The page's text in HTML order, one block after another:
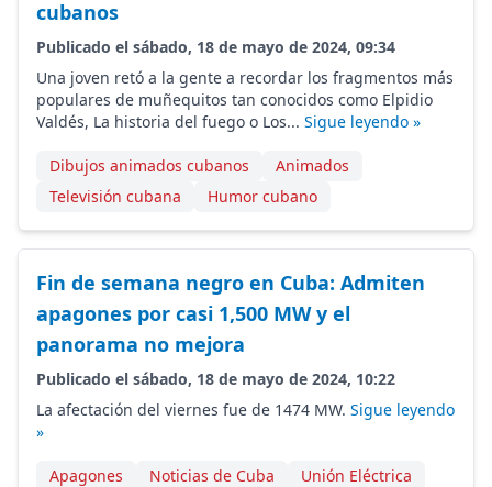
cubanos
Publicado el sábado, 18 de mayo de 2024, 09:34
Una joven retó a la gente a recordar los fragmentos más
populares de muñequitos tan conocidos como Elpidio
Valdés, La historia del fuego o Los... Sigue leyendo »
Dibujos animados cubanos
Animados
Televisión cubana
Humor cubano
Fin de semana negro en Cuba: Admiten
apagones por casi 1,500 MW y el
panorama no mejora
Publicado el sábado, 18 de mayo de 2024, 10:22
La afectación del viernes fue de 1474 MW. Sigue leyendo
»
Apagones Noticias de Cuba
Unión Eléctrica